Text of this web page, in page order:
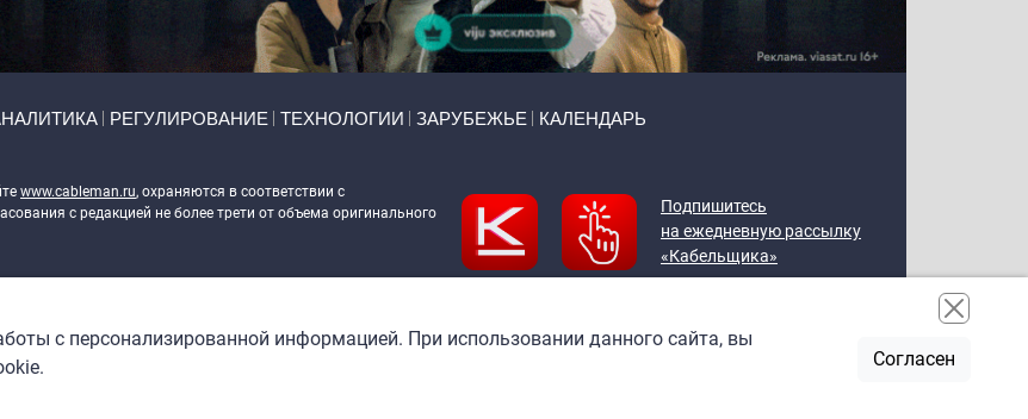
РЕГУЛИРОВАНИЕ ТЕХНОЛОГИИ ЗАРУБЕЖЬЕ КАЛЕНДАРЬ
www.cableman.ru, охраняются в соответствии с
с редакцией не более трети от объема оригинального
Подпишитесь
на ежедневную рассылку
«Кабельщика»
с персонализированной информацией. При использовании данного сайта, вы
Согласен